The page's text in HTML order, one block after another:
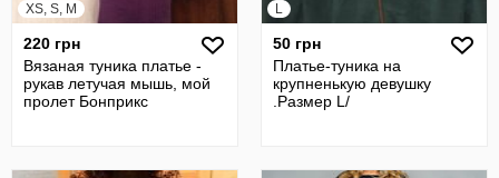
XS, S, M
220 грн
Вязаная туника платье -
рукав летучая мышь, мой
пролет Бонприкс
L
50 грн
Платье-туника на
крупненькую девушку
.Размер L/